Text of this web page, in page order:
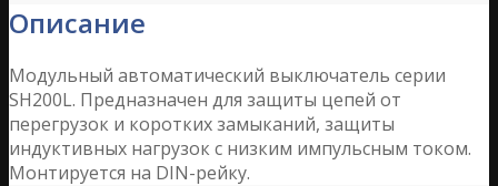
Описание
Модульный автоматический выключатель серии
SH200L. Предназначен для защиты цепей от
перегрузок и коротких замыканий, защиты
индуктивных нагрузок с низким импульсным током.
Монтируется на DIN-рейку.